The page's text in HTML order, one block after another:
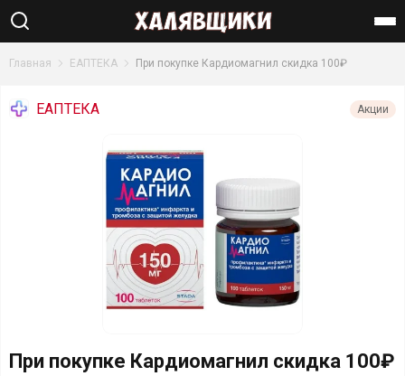
Найти
Главная ЕАПТЕКА При покупке Кардиомагнил скидка 100₽
ЕАПТЕКА Акции
При покупке Кардиомагнил скидка 100₽